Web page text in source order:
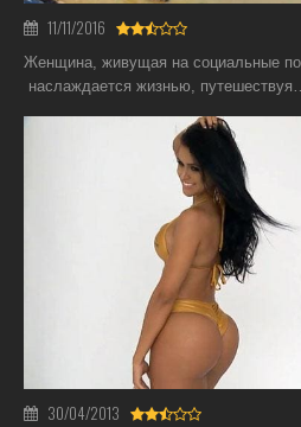
11/11/2016
Женщина, живущая на социальные
наслаждается жизнью,
30/04/2013